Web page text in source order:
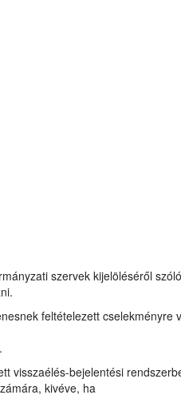
szervek kijelöléséről
feltételezett cselekményre
visszaélés-bejelentési
kivéve, ha